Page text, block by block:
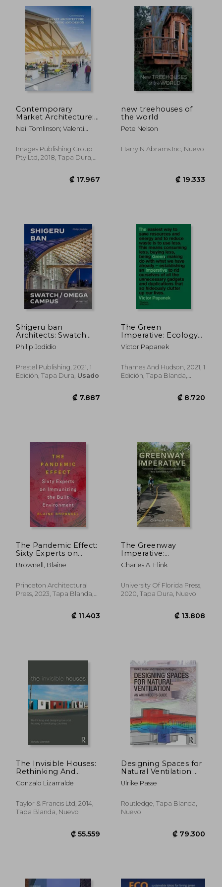
₡ 111.169
Contemporary
Market Architecture:
Planning and Design
(Images Shenyang)
Neil Tomlinson; Valenti
Images Publishing Group
Pty Ltd, 2018, Tapa Dura,
₡ 17.967
new treehouses of
the world
Pete Nelson
Harry N Abrams Inc, Nuevo
₡
Shigeru ban
Architects: Swatch
and Omega Campus
(en Inglés)
Philip Jodidio
Prestel Publishing, 2021, 1
Edición, Tapa Dura, Usado
The Green
Imperative: Ecology
and Ethics in Design
and Architecture (en
Victor Papanek
Thames And Hudson, 2021, 1
Edición, Tapa Blanda,
The Pandemic Effect:
Sixty Experts on
Immunizing the Built
Environment (en
Brownell, Blaine
Princeton Architectural
Press, 2023, Tapa Blanda,
The Greenway
Imperative:
Connecting
Communities and
Sustainable Future
(en Inglés)
Charles A. Flink
University Of Florida Press,
2020, Tapa Dura, Nuevo
The Invisible Houses:
Rethinking And
Designing Low-cost
Housing In
(en Inglés)
Gonzalo Lizarralde
Taylor & Francis Ltd, 2014,
Tapa Blanda, Nuevo
Designing Spaces for
Natural Ventilation:
An Architect's Guide
Ulrike Passe
Routledge, Tapa Blanda,
Nuevo